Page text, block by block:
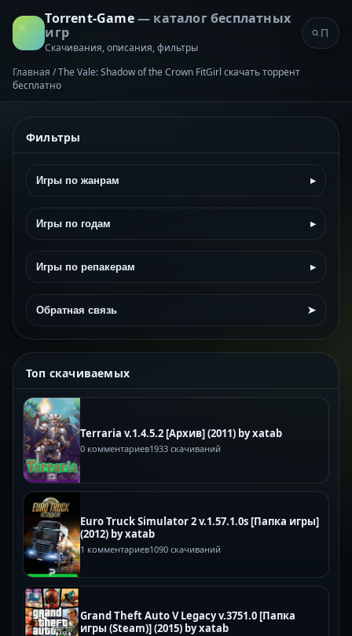
Torrent-Game— каталог бесплатных
игр
Скачивания, описания, фильтры
Главная /The Vale: Shadow of the Crown FitGirl скачать торрент
бесплатно
Фильтры
Игры по жанрам ▸
Игры по годам ▸
Игры по репакерам ▸
Обратная связь ➤
Топ скачиваемых
Terraria v.1.4.5.2 [Архив] (2011) by xatab
0 комментариев1933 скачиваний
Euro Truck Simulator 2 v.1.57.1.0s [Папка игры]
(2012) by xatab
1 комментариев1090 скачиваний
Grand Theft Auto V Legacy v.3751.0 [Папка
игры (Steam)] (2015) by xatab